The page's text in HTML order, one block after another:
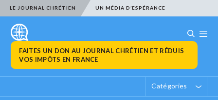
LE JOURNAL CHRÉTIEN UN MÉDIA D’ESPÉRANCE
FAITES UN DON AU JOURNAL CHRÉTIEN ET RÉDUIS
VOS IMPÔTS EN FRANCE
Catégories